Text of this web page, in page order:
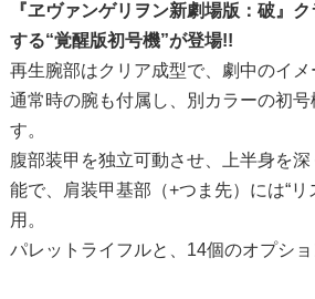
『ヱヴァンゲリヲン新劇場版：破』
する“覚醒版初号機”が登場!!
再生腕部はクリア成型で、劇中のイメ
通常時の腕も付属し、別カラーの初号
す。
腹部装甲を独立可動させ、上半身を
能で、肩装甲基部（+つま先）には“リ
用。
パレットライフルと、14個のオプショ